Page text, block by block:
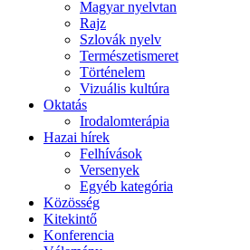
Magyar nyelvtan
Rajz
Szlovák nyelv
Természetismeret
Történelem
Vizuális kultúra
Oktatás
Irodalomterápia
Hazai hírek
Felhívások
Versenyek
Egyéb kategória
Közösség
Kitekintő
Konferencia